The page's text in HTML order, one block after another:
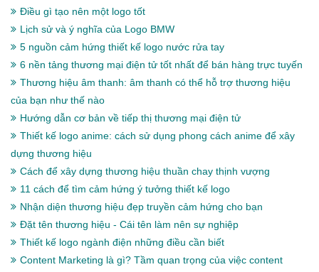
Điều gì tạo nên một logo tốt
Lịch sử và ý nghĩa của Logo BMW
5 nguồn cảm hứng thiết kế logo nước rửa tay
6 nền tảng thương mại điện tử tốt nhất để bán hàng trực tuyến
Thương hiệu âm thanh: âm thanh có thể hỗ trợ thương hiệu
của bạn như thế nào
Hướng dẫn cơ bản về tiếp thị thương mại điện tử
Thiết kế logo anime: cách sử dụng phong cách anime để xây
dựng thương hiệu
Cách để xây dựng thương hiệu thuần chay thịnh vượng
11 cách để tìm cảm hứng ý tưởng thiết kế logo
Nhận diện thương hiệu đẹp truyền cảm hứng cho bạn
Đặt tên thương hiệu - Cái tên làm nên sự nghiệp
Thiết kế logo ngành điện những điều cần biết
Content Marketing là gì? Tầm quan trọng của việc content